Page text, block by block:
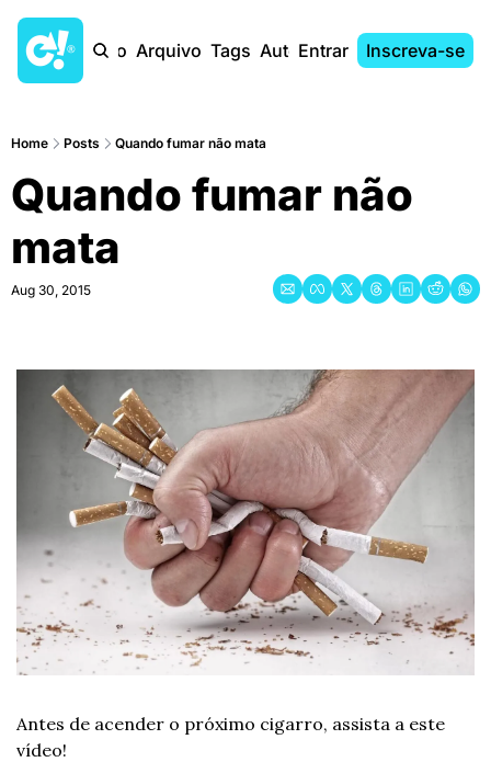
Início Arquivo Tags AutoresEntrar Inscreva-se
Home Posts Quando fumar não mata
Quando fumar não
mata
Aug 30, 2015
Antes de acender o próximo cigarro, assista a este
vídeo!